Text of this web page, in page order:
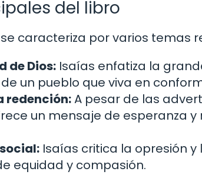
del libro
se caracteriza por varios temas
de Dios: Isaías enfatiza la
un pueblo que viva en
redención:A pesar de las
un mensaje de esperanza
Isaías critica la opresión
equidad y compasión.